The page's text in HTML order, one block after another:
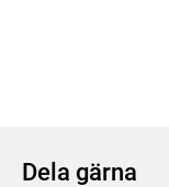
Dela gärna